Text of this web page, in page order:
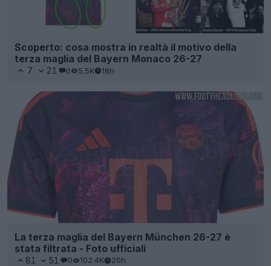
Scoperto: cosa mostra in realtà il motivo della
terza maglia del Bayern Monaco 26-27
7 21 0 5.5K 18h
La terza maglia del Bayern München 26-27 è
stata filtrata - Foto ufficiali
81 51 0 102.4K 20h